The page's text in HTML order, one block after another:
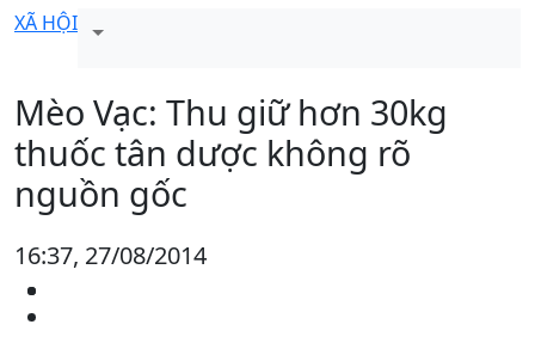
XÃ HỘI
Mèo Vạc: Thu giữ hơn 30kg
thuốc tân dược không rõ
nguồn gốc
16:37, 27/08/2014